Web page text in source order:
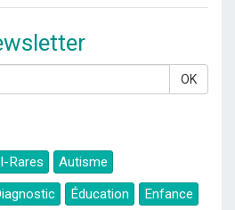
OK
Rares
Autisme
Éducation
Enfance